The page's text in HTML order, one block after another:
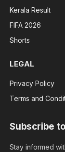
Kerala Result
FIFA 2026
Shorts
LEGAL
Privacy Policy
Terms and
Subscribe
Stay informed